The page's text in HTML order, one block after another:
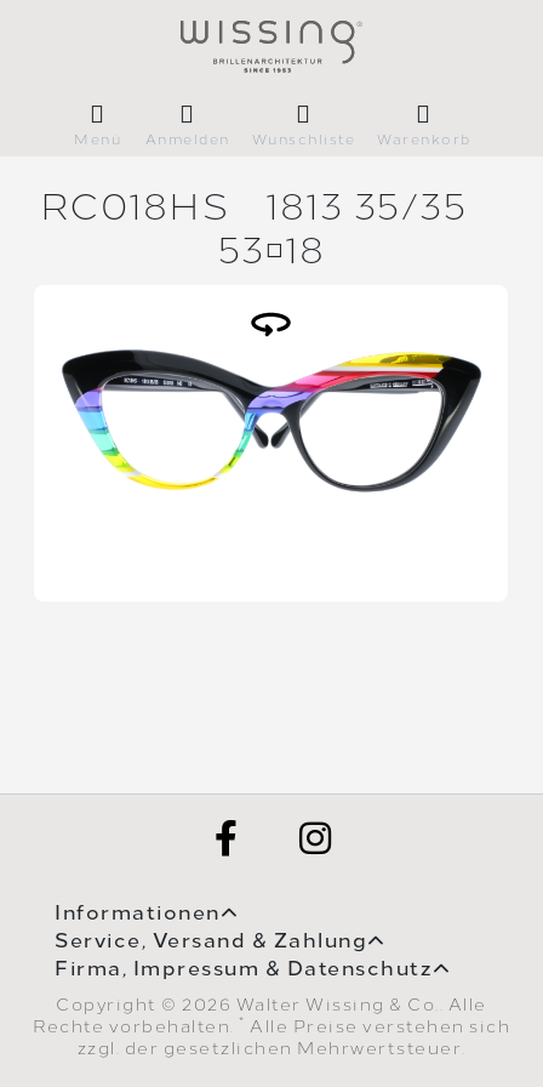
Menü Anmelden Wunschliste Warenkorb
RC018HS 1813 35/35
5318
Informationen
Service, Versand & Zahlung
Firma, Impressum & Datenschutz
Copyright © 2026 Walter Wissing & Co.. Alle
Rechte vorbehalten.
* Alle Preise verstehen sich
zzgl. der gesetzlichen Mehrwertsteuer.